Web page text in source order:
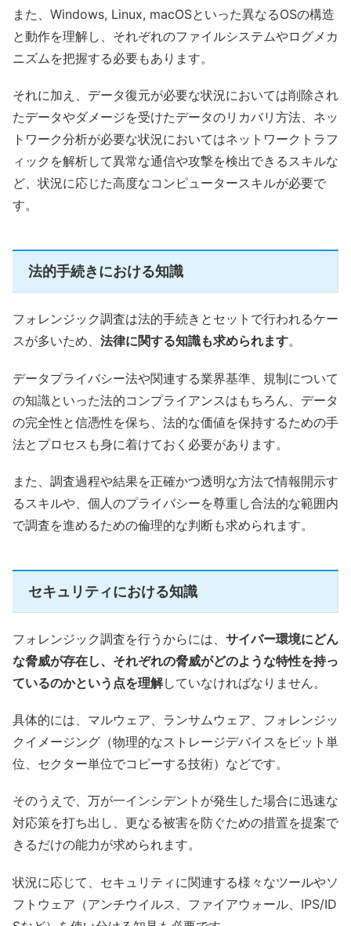
また、Windows, Linux, macOSといった異なるOSの構造
と動作を理解し、それぞれのファイルシステムやログメカ
ニズムを把握する必要もあります。
それに加え、データ復元が必要な状況においては削除され
たデータやダメージを受けたデータのリカバリ方法、ネッ
トワーク分析が必要な状況においてはネットワークトラフ
ィックを解析して異常な通信や攻撃を検出できるスキルな
ど、状況に応じた高度なコンピュータースキルが必要で
す。
法的手続きにおける知識
フォレンジック調査は法的手続きとセットで行われるケー
スが多いため、 法律に関する知識も求められます。
データプライバシー法や関連する業界基準、規制について
の知識といった法的コンプライアンスはもちろん、データ
の完全性と信憑性を保ち、法的な価値を保持するための手
法とプロセスも身に着けておく必要があります。
また、調査過程や結果を正確かつ透明な方法で情報開示す
るスキルや、個人のプライバシーを尊重し合法的な範囲内
で調査を進めるための倫理的な判断も求められます。
セキュリティにおける知識
フォレンジック調査を行うからには、 サイバー環境にどん
な脅威が存在し、それぞれの脅威がどのような特性を持っ
ているのかという点を理解していなければなりません。
具体的には、マルウェア、ランサムウェア、フォレンジッ
クイメージング（物理的なストレージデバイスをビット単
位、セクター単位でコピーする技術）などです。
そのうえで、万が一インシデントが発生した場合に迅速な
対応策を打ち出し、更なる被害を防ぐための措置を提案で
きるだけの能力が求められます。
状況に応じて、セキュリティに関連する様々なツールやソ
フトウェア（アンチウイルス、ファイアウォール、IPS/ID